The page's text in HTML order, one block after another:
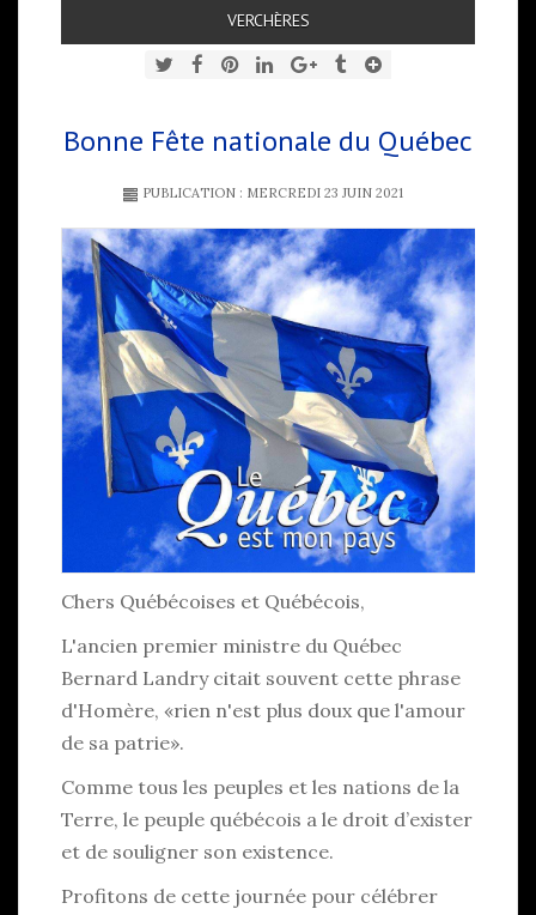
VERCHÈRES
Bonne Fête nationale du Québec
PUBLICATION : MERCREDI 23 JUIN 2021
Chers Québécoises et Québécois,
L'ancien premier ministre du Québec
Bernard Landry citait souvent cette phrase
d'Homère, «rien n'est plus doux que l'amour
de sa patrie».
Comme tous les peuples et les nations de la
Terre, le peuple québécois a le droit d’exister
et de souligner son existence.
Profitons de cette journée pour célébrer